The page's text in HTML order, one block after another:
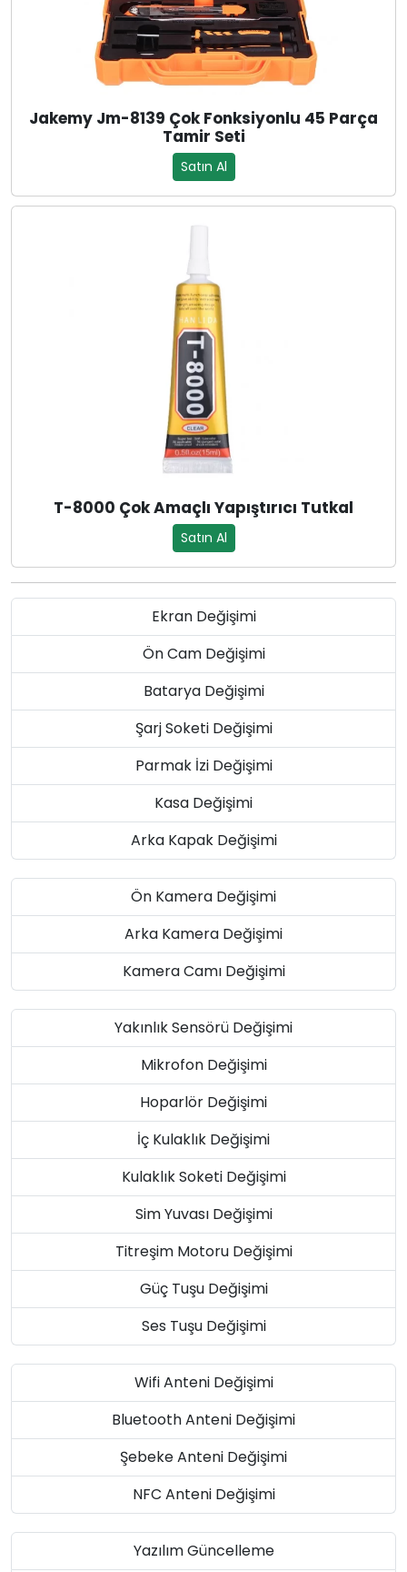
Jakemy Jm-8139 Çok Fonksiyonlu 45 Parça
Tamir Seti
Satın Al
T-8000 Çok Amaçlı Yapıştırıcı Tutkal
Satın Al
Ekran Değişimi
Ön Cam Değişimi
Batarya Değişimi
Şarj Soketi Değişimi
Parmak İzi Değişimi
Kasa Değişimi
Arka Kapak Değişimi
Ön Kamera Değişimi
Arka Kamera Değişimi
Kamera Camı Değişimi
Yakınlık Sensörü Değişimi
Mikrofon Değişimi
Hoparlör Değişimi
İç Kulaklık Değişimi
Kulaklık Soketi Değişimi
Sim Yuvası Değişimi
Titreşim Motoru Değişimi
Güç Tuşu Değişimi
Ses Tuşu Değişimi
Wifi Anteni Değişimi
Bluetooth Anteni Değişimi
Şebeke Anteni Değişimi
NFC Anteni Değişimi
Yazılım Güncelleme